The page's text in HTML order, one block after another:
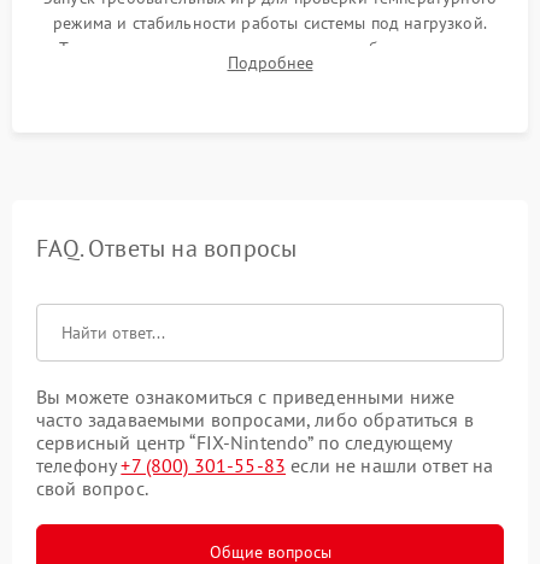
режима и стабильности работы системы под нагрузкой.
Тестирование привода, синхронизации беспроводных
геймпадов, выхода в сеть и выдачи изображения без
Подробнее
FAQ. Ответы на вопросы
Вы можете ознакомиться с приведенными ниже
часто задаваемыми вопросами, либо обратиться в
сервисный центр “FIX-Nintendo” по следующему
телефону+7 (800) 301-55-83 если не нашли ответ на
свой вопрос.
Общие вопросы